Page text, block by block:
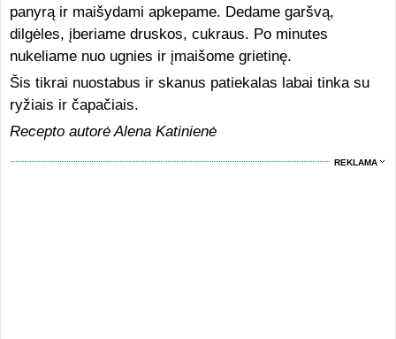
panyrą ir maišydami apkepame. Dedame garšvą,
dilgėles, įberiame druskos, cukraus. Po minutes
nukeliame nuo ugnies ir įmaišome grietinę.
Šis tikrai nuostabus ir skanus patiekalas labai tinka su
ryžiais ir čapačiais.
Recepto autorė Alena Katinienė
REKLAMA